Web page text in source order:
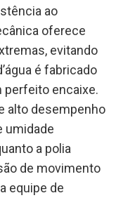
ao
oferece
evitando
é fabricado
perfeito encaixe.
alto desempenho
umidade
a polia
de movimento
equipe de